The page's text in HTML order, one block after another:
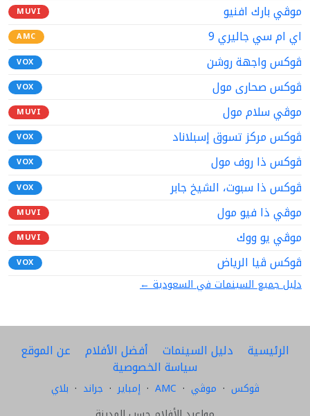
موڤي بارك افنيو MUVI
اي ام سي جاليري 9 AMC
ڤوكس واجهة روشن VOX
ڤوكس صحارى مول VOX
موڤي سلام مول MUVI
ڤوكس مركز تسوق إسبلاناد VOX
ڤوكس ذا روف مول VOX
ڤوكس ذا سبوت، الشيخ جابر VOX
موڤي ذا فيو مول MUVI
موڤي يو ووك MUVI
ڤوكس ڤيا الرياض VOX
دليل جميع السينمات في السعودية ←
الرئيسية دليل السينمات أفضل الأفلام عن الموقع
سياسة الخصوصية
ڤوكس · موڤي ·
AMC
· إمباير · جراند · بلاي